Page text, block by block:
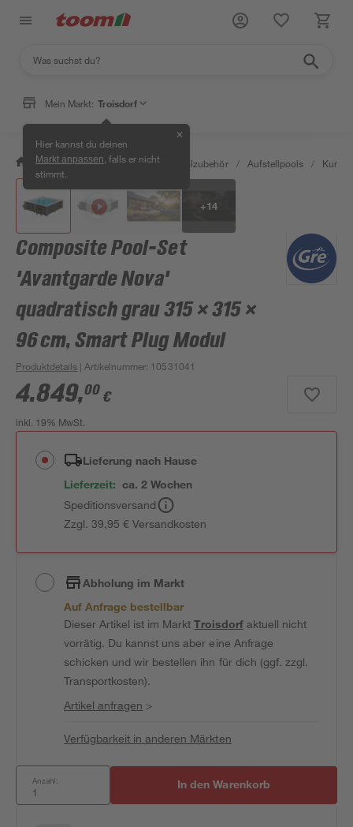
Mein Markt: Troisdorf
Hier kannst du deinen
Markt anpassen , falls er nicht
stimmt.
✕
/ Garten & Freizeit / Pools & Poolzubehör / Aufstellpools /
+14
Composite Pool-Set
'Avantgarde Nova'
quadratisch grau 315 × 315 ×
96 cm, Smart Plug Modul
Produktdetails | Artikelnummer: 10531041
4.849,00 €
inkl. 19% MwSt.
Lieferung nach Hause
Lieferzeit: ca. 2 Wochen
Speditionsversand
Zzgl. 39,95 € Versandkosten
Abholung im Markt
Auf Anfrage bestellbar
Dieser Artikel ist im MarktTroisdorfaktuell nicht
vorrätig. Du kannst uns aber eine Anfrage
schicken und wir bestellen ihn für dich (ggf. zzgl.
Transportkosten).
Artikel anfragen >
Verfügbarkeit in anderen Märkten
Anzahl: In den Warenkorb